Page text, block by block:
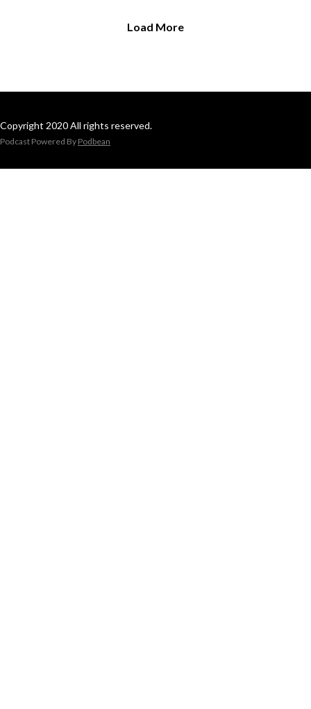
Load More
Copyright 2020 All rights reserved.
Podcast Powered By Podbean